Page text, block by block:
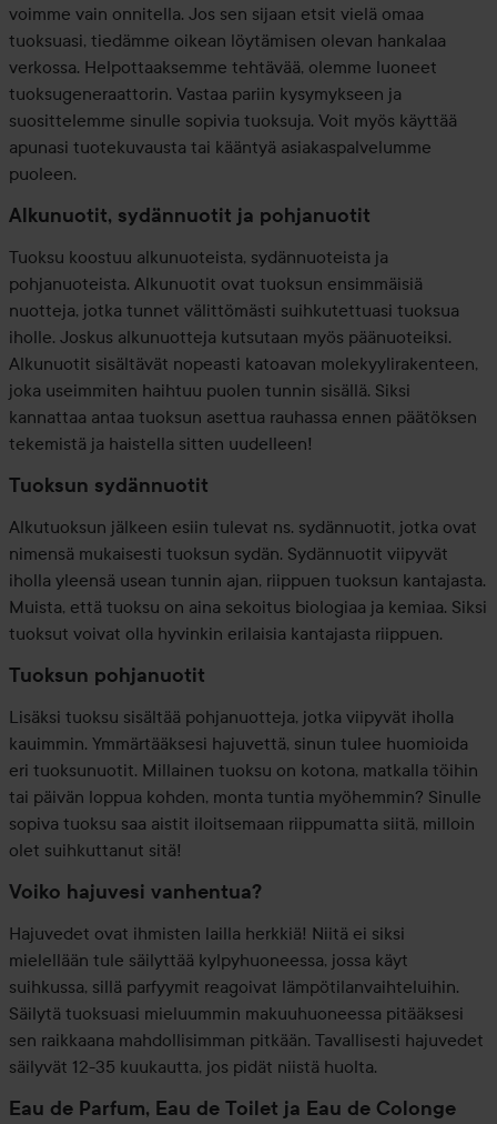
voimme vain onnitella. Jos sen sijaan etsit vielä omaa
tuoksuasi, tiedämme oikean löytämisen olevan hankalaa
verkossa. Helpottaaksemme tehtävää, olemme luoneet
tuoksugeneraattorin. Vastaa pariin kysymykseen ja
suosittelemme sinulle sopivia tuoksuja. Voit myös käyttää
apunasi tuotekuvausta tai kääntyä asiakaspalvelumme
puoleen.
Alkunuotit, sydännuotit ja pohjanuotit
Tuoksu koostuu alkunuoteista, sydännuoteista ja
pohjanuoteista. Alkunuotit ovat tuoksun ensimmäisiä
nuotteja, jotka tunnet välittömästi suihkutettuasi tuoksua
iholle. Joskus alkunuotteja kutsutaan myös päänuoteiksi.
Alkunuotit sisältävät nopeasti katoavan molekyylirakenteen,
joka useimmiten haihtuu puolen tunnin sisällä. Siksi
kannattaa antaa tuoksun asettua rauhassa ennen päätöksen
tekemistä ja haistella sitten uudelleen!
Tuoksun sydännuotit
Alkutuoksun jälkeen esiin tulevat ns. sydännuotit, jotka ovat
nimensä mukaisesti tuoksun sydän. Sydännuotit viipyvät
iholla yleensä usean tunnin ajan, riippuen tuoksun kantajasta.
Muista, että tuoksu on aina sekoitus biologiaa ja kemiaa. Siksi
tuoksut voivat olla hyvinkin erilaisia kantajasta riippuen.
Tuoksun pohjanuotit
Lisäksi tuoksu sisältää pohjanuotteja, jotka viipyvät iholla
kauimmin. Ymmärtääksesi hajuvettä, sinun tulee huomioida
eri tuoksunuotit. Millainen tuoksu on kotona, matkalla töihin
tai päivän loppua kohden, monta tuntia myöhemmin? Sinulle
sopiva tuoksu saa aistit iloitsemaan riippumatta siitä, milloin
olet suihkuttanut sitä!
Voiko hajuvesi vanhentua?
Hajuvedet ovat ihmisten lailla herkkiä! Niitä ei siksi
mielellään tule säilyttää kylpyhuoneessa, jossa käyt
suihkussa, sillä parfyymit reagoivat lämpötilanvaihteluihin.
Säilytä tuoksuasi mieluummin makuuhuoneessa pitääksesi
sen raikkaana mahdollisimman pitkään. Tavallisesti hajuvedet
säilyvät 12-35 kuukautta, jos pidät niistä huolta.
Eau de Parfum, Eau de Toilet ja Eau de Colonge